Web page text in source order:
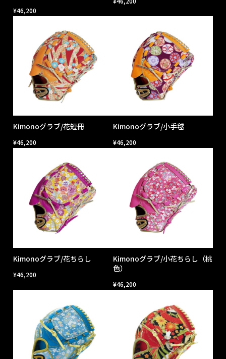
¥46,200
Kimonoグラブ/花短冊
¥46,200
Kimonoグラブ/小手毬
¥46,200
Kimonoグラブ/花ちらし
¥46,200
Kimonoグラブ/小花ちらし（桃
色）
¥46,200